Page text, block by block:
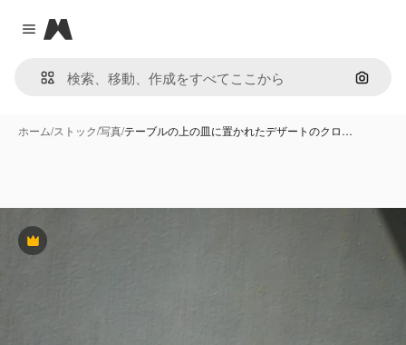
Close menu
Magnific
画像で
ホーム/ストック/写真/テーブルの上の皿に置かれたデザートのクロ…
Premium